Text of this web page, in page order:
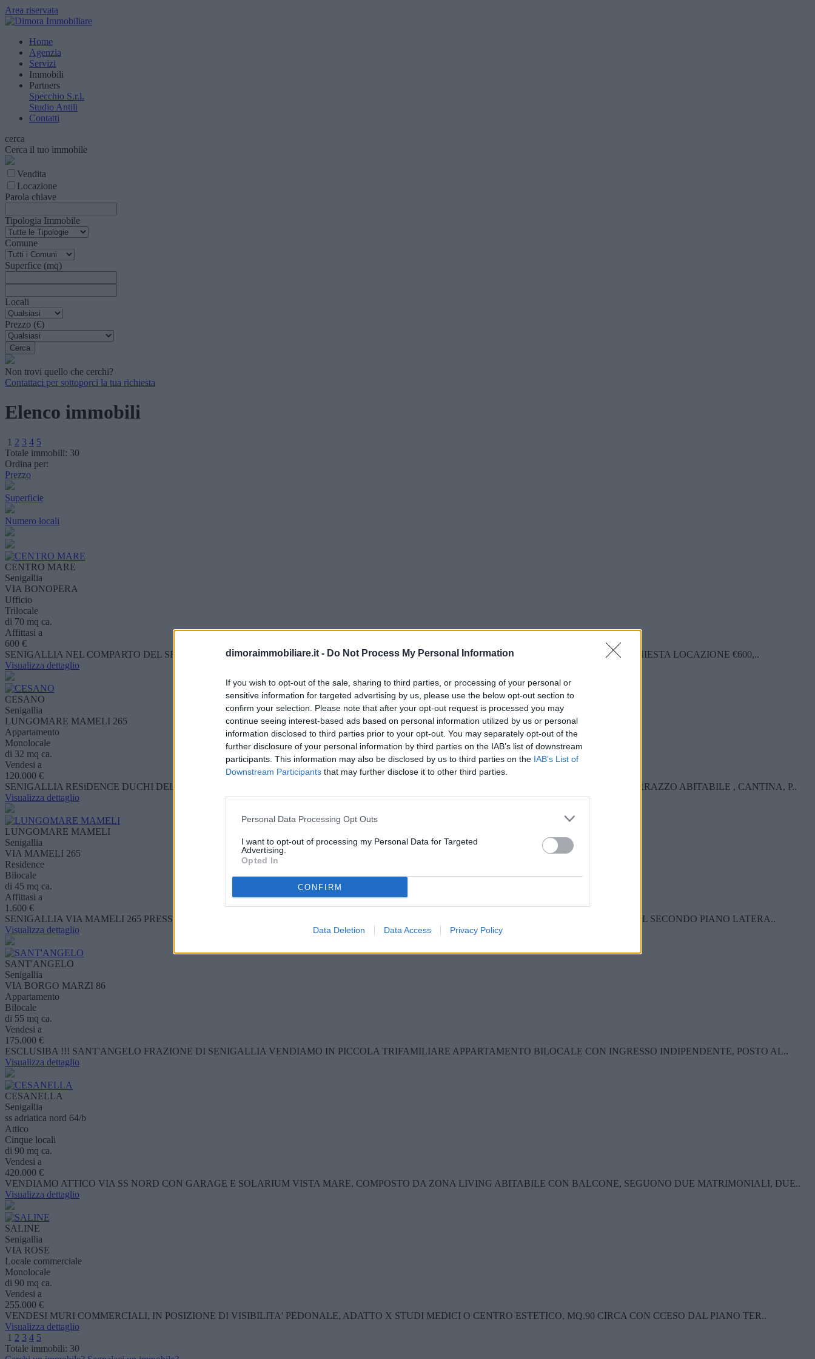
dimoraimmobiliare.it - Do Not Process My Personal Information
If you wish to opt-out of the sale, sharing to third parties, or processing of your personal or
sensitive information for targeted advertising by us, please use the below opt-out section to
confirm your selection. Please note that after your opt-out request is processed you may
continue seeing interest-based ads based on personal information utilized by us or personal
information disclosed to third parties prior to your opt-out. You may separately opt-out of the
further disclosure of your personal information by third parties on the IAB’s list of downstream
participants. This information may also be disclosed by us to third parties on the IAB’s List of
Downstream Participants that may further disclose it to other third parties.
Personal Data Processing Opt Outs
I want to opt-out of processing my Personal Data for Targeted
Advertising.
Opted In
CONFIRM
Data Deletion Data Access Privacy Policy
Area riservata
Home
Agenzia
Servizi
Immobili
Partners
Specchio S.r.l.
Studio Antili
Contatti
cerca
Cerca il tuo immobile
Vendita
Locazione
Parola chiave
Tipologia Immobile
Comune
Superfice (mq)
Locali
Prezzo (€)
Non trovi quello che cerchi?
Contattaci per sottoporci la tua richiesta
Elenco immobili
1 2 3 4 5
Totale immobili: 30
Ordina per:
Prezzo
Superficie
Numero locali
CENTRO MARE
Senigallia
VIA BONOPERA
Ufficio
Trilocale
di 70 mq ca.
Affittasi a
600 €
SENIGALLIA NEL COMPARTO DEL SENBHOTEL PIANO DEGLI UFFICI AFFITTIAMO LOCALE DI CIRCA MQ70 ; APE IN FASE DI RILASCO RICHIESTA LOCAZIONE €600,..
Visualizza dettaglio
CESANO
Senigallia
LUNGOMARE MAMELI 265
Appartamento
Monolocale
di 32 mq ca.
Vendesi a
120.000 €
SENIGALLIA RESiDENCE DUCHI DELLA ROVERE, VENDIAMO IN ESCLUSIVA GRAZIOSO MONOLOCALE POSTO AL PRIMO PIANO, CON TERRAZZO ABITABILE , CANTINA, P..
Visualizza dettaglio
LUNGOMARE MAMELI
Senigallia
VIA MAMELI 265
Residence
Bilocale
di 45 mq ca.
Affittasi a
1.600 €
SENIGALLIA VIA MAMELI 265 PRESSO I DUCHI DELLA ROVERE AFFITTIAMO PER IL PERIODO ESTIVO ED INVERNALE BILOCALE POSTO AL SECONDO PIANO LATERA..
Visualizza dettaglio
SANT'ANGELO
Senigallia
VIA BORGO MARZI 86
Appartamento
Bilocale
di 55 mq ca.
Vendesi a
175.000 €
ESCLUSIBA !!! SANT'ANGELO FRAZIONE DI SENIGALLIA VENDIAMO IN PICCOLA TRIFAMILIARE APPARTAMENTO BILOCALE CON INGRESSO INDIPENDENTE, POSTO AL..
Visualizza dettaglio
CESANELLA
Senigallia
ss adriatica nord 64/b
Attico
Cinque locali
di 90 mq ca.
Vendesi a
420.000 €
VENDIAMO ATTICO VIA SS NORD CON GARAGE E SOLARIUM VISTA MARE, COMPOSTO DA ZONA LIVING ABITABILE CON BALCONE, SEGUONO DUE MATRIMONIALI, DUE..
Visualizza dettaglio
SALINE
Senigallia
VIA ROSE
Locale commerciale
Monolocale
di 90 mq ca.
Vendesi a
255.000 €
VENDESI MURI COMMERCIALI, IN POSIZIONE DI VISIBILITA' PEDONALE, ADATTO X STUDI MEDICI O CENTRO ESTETICO, MQ.90 CIRCA CON CCESO DAL PIANO TER..
Visualizza dettaglio
1 2 3 4 5
Totale immobili: 30